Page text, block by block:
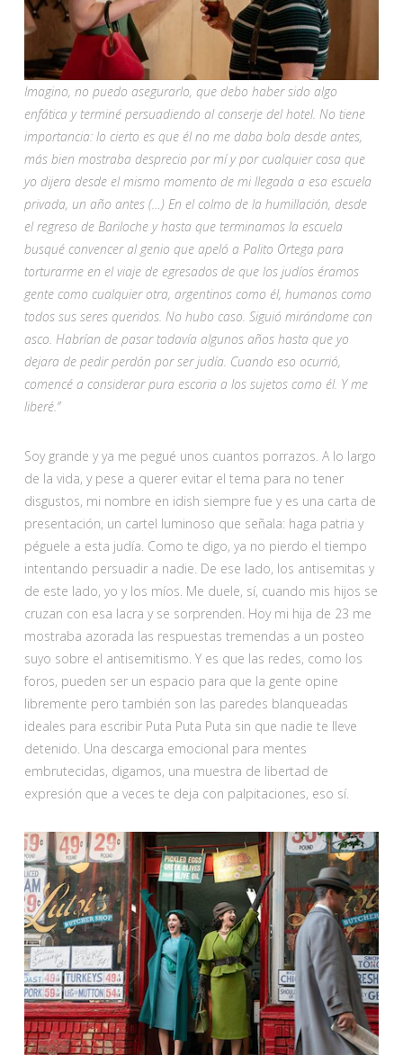
Imagino, no puedo asegurarlo, que debo haber sido algo
enfática y terminé persuadiendo al conserje del hotel. No tiene
importancia: lo cierto es que él no me daba bola desde antes,
más bien mostraba desprecio por mí y por cualquier cosa que
yo dijera desde el mismo momento de mi llegada a esa escuela
privada, un año antes (…) En el colmo de la humillación, desde
el regreso de Bariloche y hasta que terminamos la escuela
busqué convencer al genio que apeló a Palito Ortega para
torturarme en el viaje de egresados de que los judíos éramos
gente como cualquier otra, argentinos como él, humanos como
todos sus seres queridos. No hubo caso. Siguió mirándome con
asco. Habrían de pasar todavía algunos años hasta que yo
dejara de pedir perdón por ser judía. Cuando eso ocurrió,
comencé a considerar pura escoria a los sujetos como él. Y me
liberé.”
Soy grande y ya me pegué unos cuantos porrazos. A lo largo
de la vida, y pese a querer evitar el tema para no tener
disgustos, mi nombre en idish siempre fue y es una carta de
presentación, un cartel luminoso que señala: haga patria y
péguele a esta judía. Como te digo, ya no pierdo el tiempo
intentando persuadir a nadie. De ese lado, los antisemitas y
de este lado, yo y los míos. Me duele, sí, cuando mis hijos se
cruzan con esa lacra y se sorprenden. Hoy mi hija de 23 me
mostraba azorada las respuestas tremendas a un posteo
suyo sobre el antisemitismo. Y es que las redes, como los
foros, pueden ser un espacio para que la gente opine
libremente pero también son las paredes blanqueadas
ideales para escribir Puta Puta Puta sin que nadie te lleve
detenido. Una descarga emocional para mentes
embrutecidas, digamos, una muestra de libertad de
expresión que a veces te deja con palpitaciones, eso sí.